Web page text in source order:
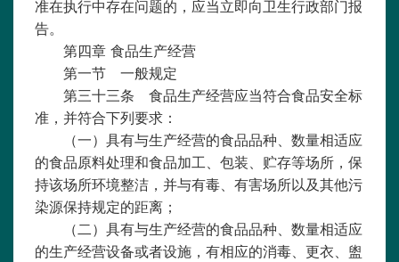
准在执行中存在问题的，应当立即向卫生行政部门报
告。
第四章 食品生产经营
第一节 一般规定
第三十三条 食品生产经营应当符合食品安全标
准，并符合下列要求：
（一）具有与生产经营的食品品种、数量相适应
的食品原料处理和食品加工、包装、贮存等场所，保
持该场所环境整洁，并与有毒、有害场所以及其他污
染源保持规定的距离；
（二）具有与生产经营的食品品种、数量相适应
的生产经营设备或者设施，有相应的消毒、更衣、盥